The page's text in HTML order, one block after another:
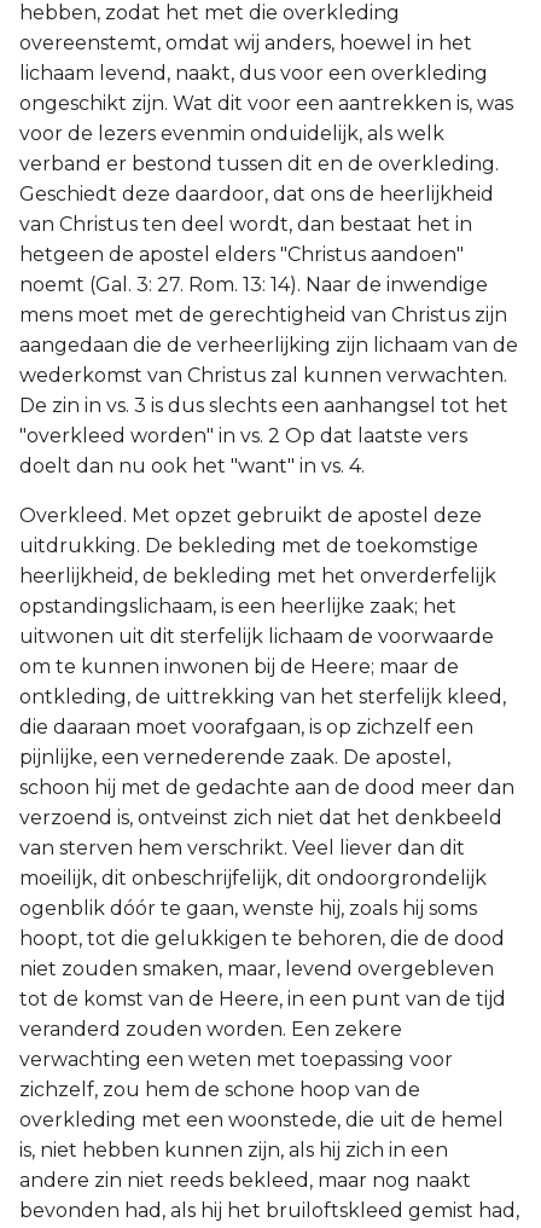
hebben, zodat het met die overkleding
overeenstemt, omdat wij anders, hoewel in het
lichaam levend, naakt, dus voor een overkleding
ongeschikt zijn. Wat dit voor een aantrekken is, was
voor de lezers evenmin onduidelijk, als welk
verband er bestond tussen dit en de overkleding.
Geschiedt deze daardoor, dat ons de heerlijkheid
van Christus ten deel wordt, dan bestaat het in
hetgeen de apostel elders "Christus aandoen"
noemt (Gal. 3: 27. Rom. 13: 14). Naar de inwendige
mens moet met de gerechtigheid van Christus zijn
aangedaan die de verheerlijking zijn lichaam van de
wederkomst van Christus zal kunnen verwachten.
De zin in vs. 3 is dus slechts een aanhangsel tot het
"overkleed worden" in vs. 2 Op dat laatste vers
doelt dan nu ook het "want" in vs. 4.
Overkleed. Met opzet gebruikt de apostel deze
uitdrukking. De bekleding met de toekomstige
heerlijkheid, de bekleding met het onverderfelijk
opstandingslichaam, is een heerlijke zaak; het
uitwonen uit dit sterfelijk lichaam de voorwaarde
om te kunnen inwonen bij de Heere; maar de
ontkleding, de uittrekking van het sterfelijk kleed,
die daaraan moet voorafgaan, is op zichzelf een
pijnlijke, een vernederende zaak. De apostel,
schoon hij met de gedachte aan de dood meer dan
verzoend is, ontveinst zich niet dat het denkbeeld
van sterven hem verschrikt. Veel liever dan dit
moeilijk, dit onbeschrijfelijk, dit ondoorgrondelijk
ogenblik dóór te gaan, wenste hij, zoals hij soms
hoopt, tot die gelukkigen te behoren, die de dood
niet zouden smaken, maar, levend overgebleven
tot de komst van de Heere, in een punt van de tijd
veranderd zouden worden. Een zekere
verwachting een weten met toepassing voor
zichzelf, zou hem de schone hoop van de
overkleding met een woonstede, die uit de hemel
is, niet hebben kunnen zijn, als hij zich in een
andere zin niet reeds bekleed, maar nog naakt
bevonden had, als hij het bruiloftskleed gemist had,